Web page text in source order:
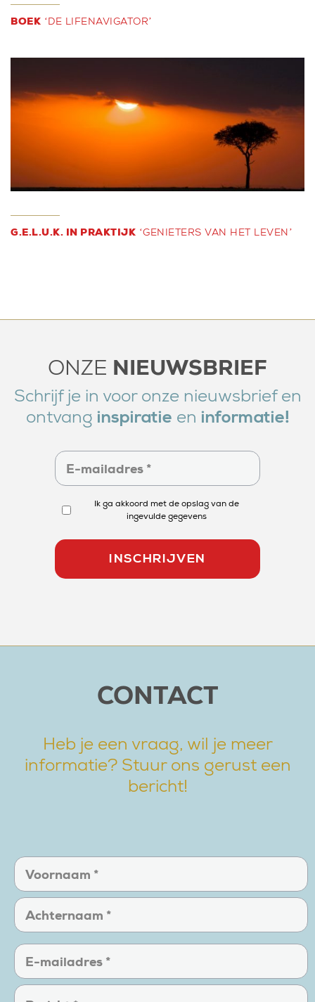
BOEK ‘DE LIFENAVIGATOR’
G.E.L.U.K. IN PRAKTIJK ‘GENIETERS VAN HET LEVEN’
ONZE NIEUWSBRIEF
Schrijf je in voor onze nieuwsbrief en
ontvang inspiratie en informatie!
Ik ga akkoord met de opslag van de
ingevulde gegevens
CONTACT
Heb je een vraag, wil je meer
informatie? Stuur ons gerust een
bericht!